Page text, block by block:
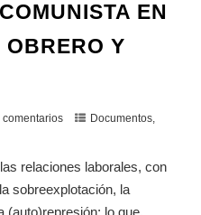
EN
OBRERO Y
comentarios Documentos,
relaciones laborales, con
sobreexplotación, la
(auto)represión; lo que,